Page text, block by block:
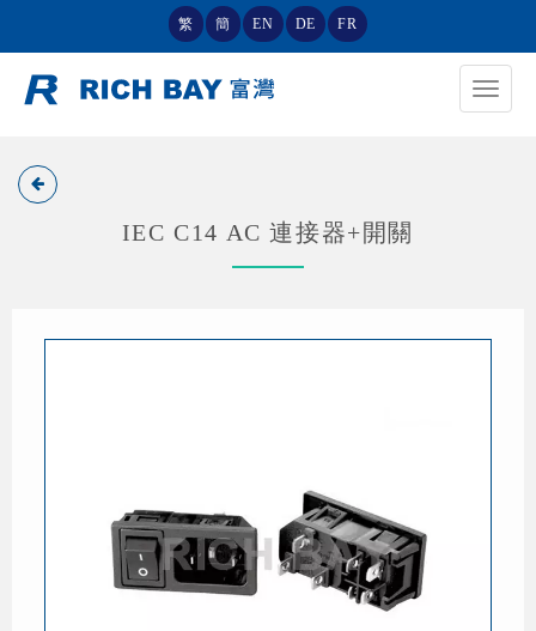
繁 簡 EN DE FR
Toggle
IEC C14 AC 連接器+開關